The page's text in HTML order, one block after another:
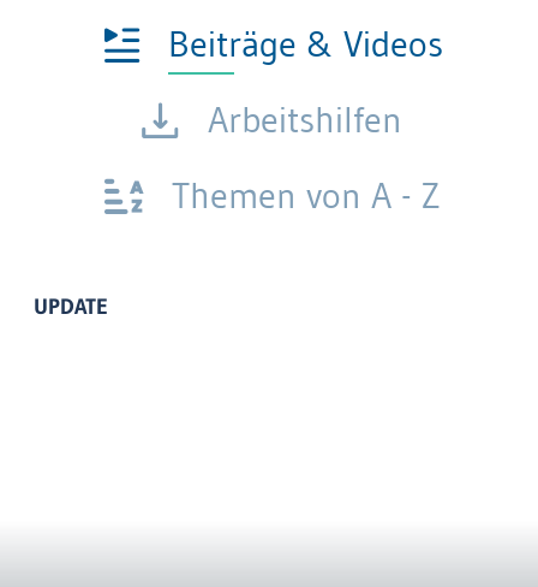
Beiträge & Videos
Arbeitshilfen
Themen von A - Z
UPDATE